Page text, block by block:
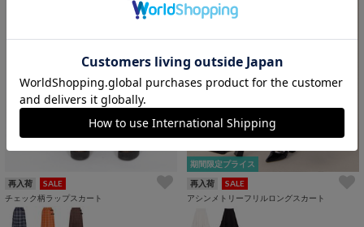
再入荷
SALE
チェック柄ラップスカート
期間限定プライス
再入荷
SALE
アシンメトリーフリルロングスカート